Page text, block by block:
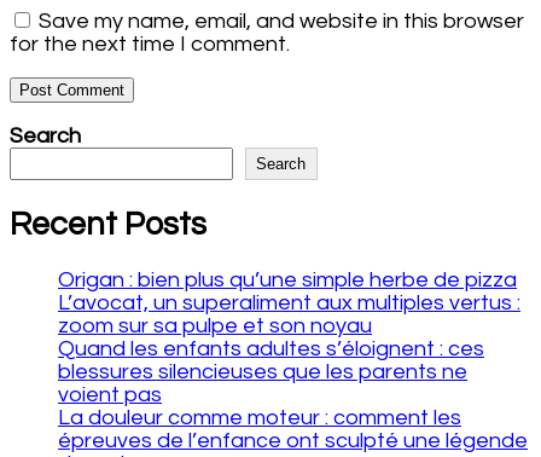
Save my name, email, and website in this browser
for the next time I comment.
Search
Search
Recent Posts
Origan : bien plus qu’une simple herbe de pizza
L’avocat, un superaliment aux multiples vertus :
zoom sur sa pulpe et son noyau
Quand les enfants adultes s’éloignent : ces
blessures silencieuses que les parents ne
voient pas
La douleur comme moteur : comment les
épreuves de l’enfance ont sculpté une légende